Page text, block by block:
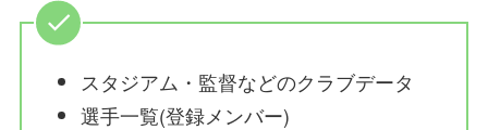
スタジアム・監督などのクラブデータ
選手一覧(登録メンバー)